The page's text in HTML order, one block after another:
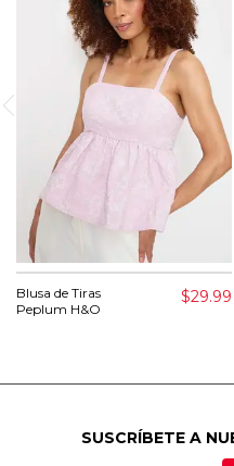
Blusa de Tiras
Peplum H&O
$29.99
SUSCRÍBETE A